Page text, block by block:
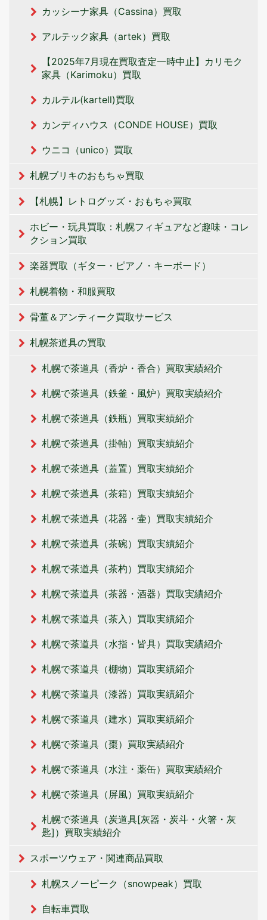
カッシーナ家具（Cassina）買取
アルテック家具（artek）買取
【2025年7月現在買取査定一時中止】カリモク
家具（Karimoku）買取
カルテル(kartell)買取
カンディハウス（CONDE HOUSE）買取
ウニコ（unico）買取
札幌ブリキのおもちゃ買取
【札幌】レトログッズ・おもちゃ買取
ホビー・玩具買取：札幌フィギュアなど趣味・コレ
クション買取
楽器買取（ギター・ピアノ・キーボード）
札幌着物・和服買取
骨董＆アンティーク買取サービス
札幌茶道具の買取
札幌で茶道具（香炉・香合）買取実績紹介
札幌で茶道具（鉄釜・風炉）買取実績紹介
札幌で茶道具（鉄瓶）買取実績紹介
札幌で茶道具（掛軸）買取実績紹介
札幌で茶道具（蓋置）買取実績紹介
札幌で茶道具（茶箱）買取実績紹介
札幌で茶道具（花器・壷）買取実績紹介
札幌で茶道具（茶碗）買取実績紹介
札幌で茶道具（茶杓）買取実績紹介
札幌で茶道具（茶器・酒器）買取実績紹介
札幌で茶道具（茶入）買取実績紹介
札幌で茶道具（水指・皆具）買取実績紹介
札幌で茶道具（棚物）買取実績紹介
札幌で茶道具（漆器）買取実績紹介
札幌で茶道具（建水）買取実績紹介
札幌で茶道具（棗）買取実績紹介
札幌で茶道具（水注・薬缶）買取実績紹介
札幌で茶道具（屏風）買取実績紹介
札幌で茶道具（炭道具[灰器・炭斗・火箸・灰
匙]）買取実績紹介
スポーツウェア・関連商品買取
札幌スノーピーク（snowpeak）買取
自転車買取